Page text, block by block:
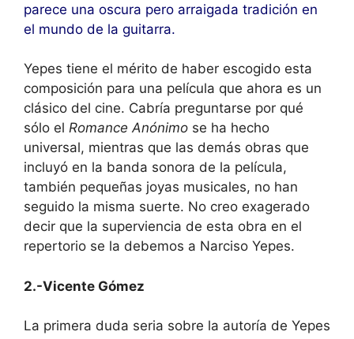
parece una oscura pero arraigada tradición en
el mundo de la guitarra.
Yepes tiene el mérito de haber escogido esta
composición para una película que ahora es un
clásico del cine. Cabría preguntarse por qué
sólo el Romance Anónimo se ha hecho
universal, mientras que las demás obras que
incluyó en la banda sonora de la película,
también pequeñas joyas musicales, no han
seguido la misma suerte. No creo exagerado
decir que la superviencia de esta obra en el
repertorio se la debemos a Narciso Yepes.
2.-Vicente Gómez
La primera duda seria sobre la autoría de Yepes